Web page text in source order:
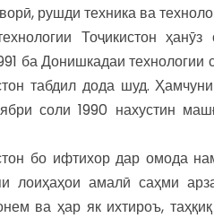
рушди техника ва
Тоҷикистон
ба Донишкадаи технологии
табдил дода шуд.
соли 1990 нахустин
бо ифтихор дар омода
лоиҳаҳои амалӣ саҳми
ва ҳар як ихтироъ,